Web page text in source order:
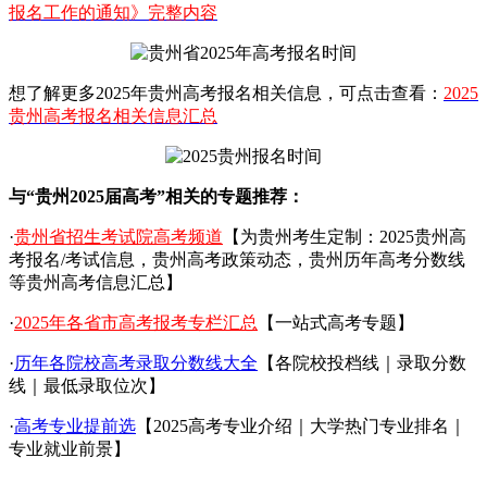
报名工作的通知》完整内容
想了解更多2025年贵州高考报名相关信息，可点击查看： 2025
贵州高考报名相关信息汇总
与“贵州2025届高考”相关的专题推荐：
·贵州省招生考试院高考频道 【为贵州考生定制：2025贵州高
考报名/考试信息，贵州高考政策动态，贵州历年高考分数线
等贵州高考信息汇总】
·2025年各省市高考报考专栏汇总 【一站式高考专题】
·历年各院校高考录取分数线大全 【各院校投档线｜录取分数
线｜最低录取位次】
·高考专业提前选 【2025高考专业介绍｜大学热门专业排名｜
专业就业前景】